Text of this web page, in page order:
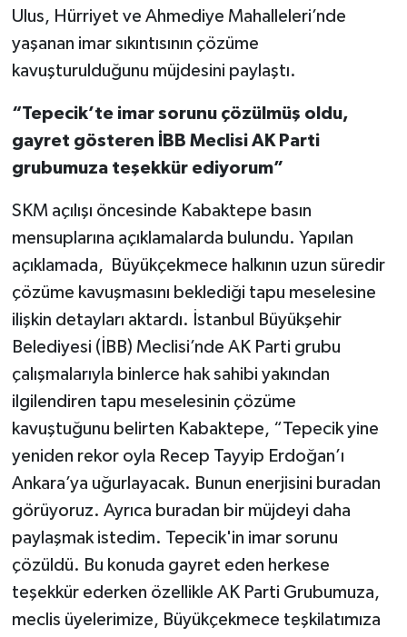
Ulus, Hürriyet ve Ahmediye Mahalleleri’nde
yaşanan imar sıkıntısının çözüme
kavuşturulduğunu müjdesini paylaştı.
“Tepecik’te imar sorunu çözülmüş oldu,
gayret gösteren İBB Meclisi AK Parti
grubumuza teşekkür ediyorum”
SKM açılışı öncesinde Kabaktepe basın
mensuplarına açıklamalarda bulundu. Yapılan
açıklamada, Büyükçekmece halkının uzun süredir
çözüme kavuşmasını beklediği tapu meselesine
ilişkin detayları aktardı. İstanbul Büyükşehir
Belediyesi (İBB) Meclisi’nde AK Parti grubu
çalışmalarıyla binlerce hak sahibi yakından
ilgilendiren tapu meselesinin çözüme
kavuştuğunu belirten Kabaktepe, “Tepecik yine
yeniden rekor oyla Recep Tayyip Erdoğan’ı
Ankara’ya uğurlayacak. Bunun enerjisini buradan
görüyoruz. Ayrıca buradan bir müjdeyi daha
paylaşmak istedim. Tepecik'in imar sorunu
çözüldü. Bu konuda gayret eden herkese
teşekkür ederken özellikle AK Parti Grubumuza,
meclis üyelerimize, Büyükçekmece teşkilatımıza